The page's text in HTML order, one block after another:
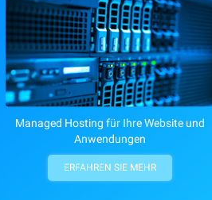
Managed Hosting für Ihre Website und
Anwendungen
ERFAHREN SIE MEHR